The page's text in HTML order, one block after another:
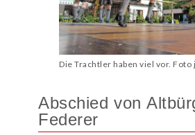
Die Trachtler haben viel vor. Foto
Abschied von
Federer